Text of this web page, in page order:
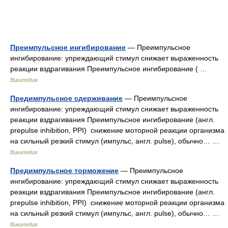
Преимпульсное ингибирование — Преимпульсное
ингибирование: упреждающий стимул снижает выраженность
реакции вздрагивания Преимпульсное ингибирование ( …
Википедия
Предимпульсное сдерживание — Преимпульсное
ингибирование: упреждающий стимул снижает выраженность
реакции вздрагивания Преимпульсное ингибирование (англ.
prepulse inhibition, PPI) снижение моторной реакции организма
на сильный резкий стимул (импульс, англ. pulse), обычно… …
Википедия
Предимпульсное торможение — Преимпульсное
ингибирование: упреждающий стимул снижает выраженность
реакции вздрагивания Преимпульсное ингибирование (англ.
prepulse inhibition, PPI) снижение моторной реакции организма
на сильный резкий стимул (импульс, англ. pulse), обычно… …
Википедия